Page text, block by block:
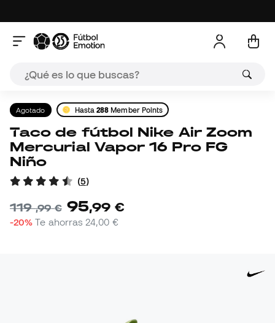
Agotado Hasta288 Member Points
Taco de fútbol Nike Air Zoom
Mercurial Vapor 16 Pro FG
Niño
(5)
119,99 € 95,99 €
-20% Te ahorras 24,00 €